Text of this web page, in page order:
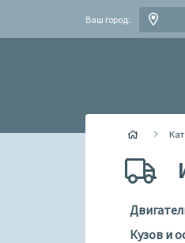
Ваш город:
Кузов и